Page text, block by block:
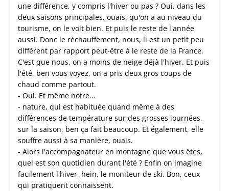
une différence, y compris l'hiver ou pas ? Oui, dans les
deux saisons principales, ouais, qu'on a au niveau du
tourisme, on le voit bien. Et puis le reste de l'année
aussi. Donc le réchauffement, nous, il est un petit peu
différent par rapport peut-être à le reste de la France.
C'est que nous, on a moins de neige déjà l'hiver. Et puis
l'été, ben vous voyez, on a pris deux gros coups de
chaud comme partout.
- Oui. Et même notre...
- nature, qui est habituée quand même à des
différences de température sur des grosses journées,
sur la saison, ben ça fait beaucoup. Et également, elle
souffre aussi à sa manière, ouais.
- Alors l'accompagnateur en montagne que vous êtes,
quel est son quotidien durant l'été ? Enfin on imagine
facilement l'hiver, hein, le moniteur de ski. Bon, ceux
qui pratiquent connaissent.